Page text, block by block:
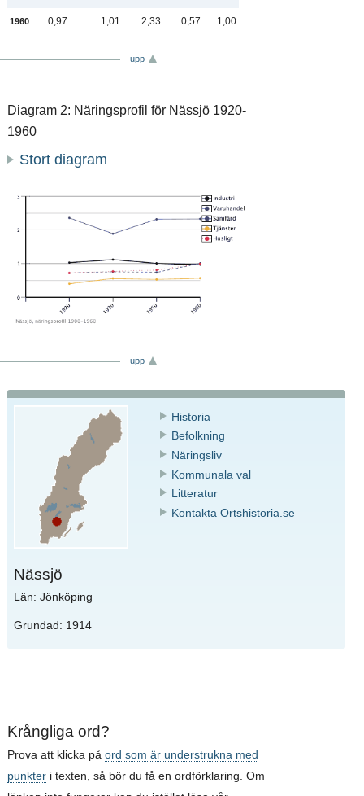
1960 0,97 1,01 2,33 0,57 1,00
upp
Diagram 2: Näringsprofil för Nässjö 1920-
1960
Stort diagram
upp
Nässjö
Län: Jönköping
Grundad: 1914
Historia
Befolkning
Näringsliv
Kommunala val
Litteratur
Kontakta Ortshistoria.se
Krångliga ord?
Prova att klicka på ord som är understrukna med
punkteri texten, så bör du få en ordförklaring. Om